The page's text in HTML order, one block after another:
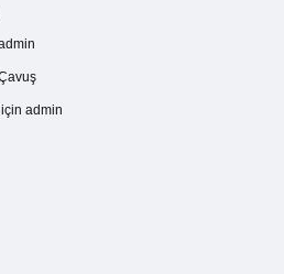
için admin